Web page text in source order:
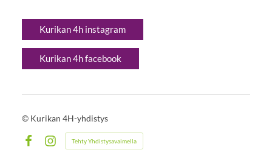
Kurikan 4h instagram
Kurikan 4h facebook
© Kurikan 4H-yhdistys
Instagram
Tehty Yhdistysavaimella